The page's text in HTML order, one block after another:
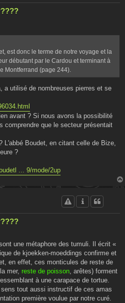
est donc le terme de notre voyage et la
débutant par le Cardou et terminant à
Montferrand (page 244).
a utilisé de nombreuses pierres et se
avant ? Si nous avons la possibilité
comprendre que le secteur présentait
L'abbé Boudet, en citant celle de Bize,
?
... 9/mode/2up
une métaphore des tumuli. Il écrit «
de kjoekken-moeddings confirme et
en effet, ces monticules de reste de
mer, reste de poisson, arêtes) forment
à une carapace de tortue.
tout aussi instructif de ces amas
première voulue par notre curé.